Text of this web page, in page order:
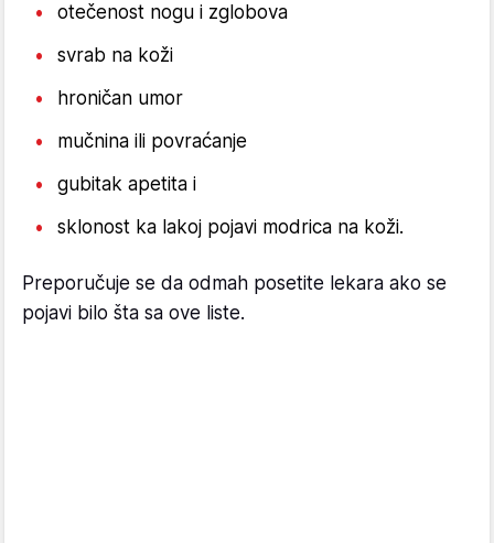
otečenost nogu i zglobova
svrab na koži
hroničan umor
mučnina ili povraćanje
gubitak apetita i
sklonost ka lakoj pojavi modrica na koži.
Preporučuje se da odmah posetite lekara ako se
pojavi bilo šta sa ove liste.